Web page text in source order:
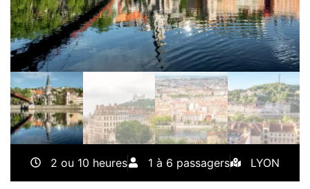
2 ou 10 heures 1 à 6 passagers LYON